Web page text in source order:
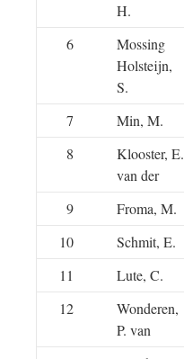
H.
6
Mossing
Holsteijn,
S.
7 Min, M.
8
Klooster, E.
van der
9 Froma, M.
10
Schmit, E.
11
Lute, C.
12
Wonderen,
P. van